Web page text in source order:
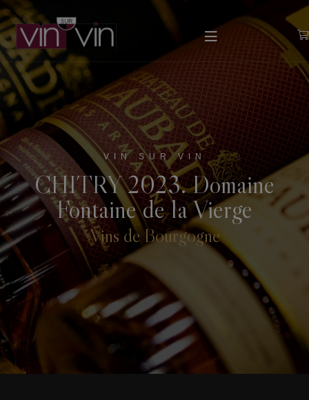
VIN SUR VIN
CHITRY 2023. Domaine
Fontaine de la Vierge
Vins de Bourgogne